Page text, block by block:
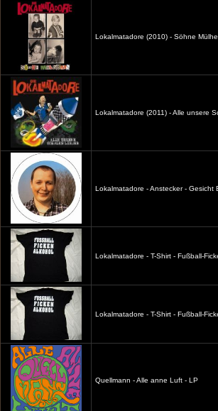
Lokalmatadore (2010) - Söhne
Lokalmatadore (2011) - Alle unsere
Lokalmatadore - Anstecker - Gesicht
Lokalmatadore - T-Shirt - Fußball-
Lokalmatadore - T-Shirt - Fußball-
Quellmann - Alle anne Luft - LP